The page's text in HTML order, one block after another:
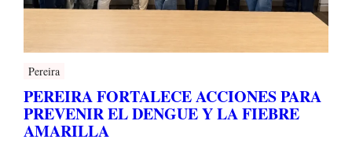
Pereira
PEREIRA FORTALECE ACCIONES PARA
PREVENIR EL DENGUE Y LA FIEBRE
AMARILLA